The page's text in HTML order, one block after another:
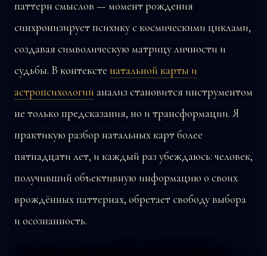
паттерн смыслов — момент рождения
синхронизирует психику с космическими циклами,
создавая символическую матрицу личности и
судьбы. В контексте натальной карты и
астропсихологии анализ становится инструментом
не только предсказания, но и трансформации. Я
практикую разбор натальных карт более
пятнадцати лет, и каждый раз убеждаюсь: человек,
получивший объективную информацию о своих
врождённых паттернах, обретает свободу выбора
и осознанность.